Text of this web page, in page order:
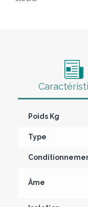
Poids Kg
Type
Âme